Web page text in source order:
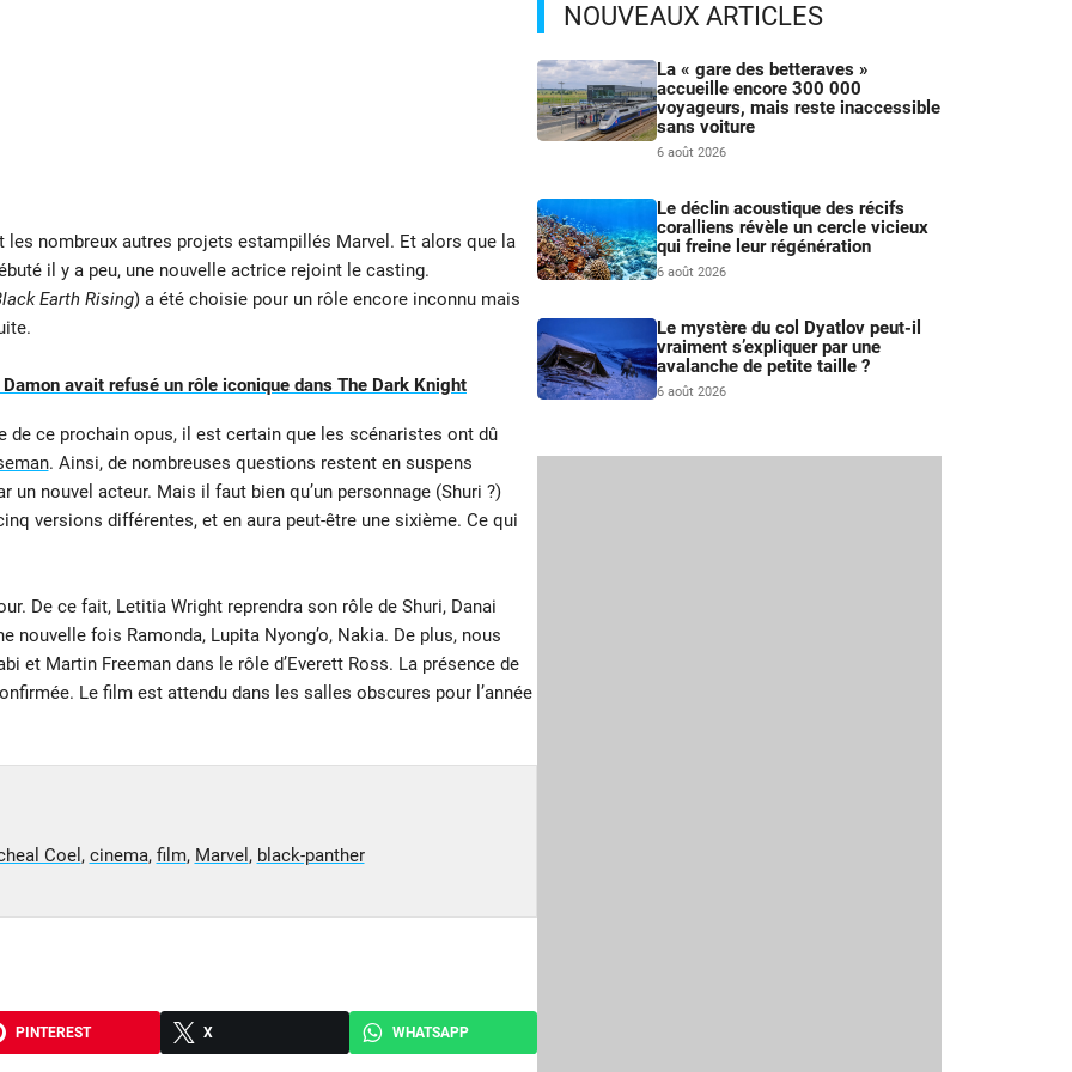
les nombreux autres projets estampillés Marvel. Et alors que la
il y a peu, une nouvelle actrice rejoint le casting.
Earth Rising) a été choisie pour un rôle encore inconnu mais
avait refusé un rôle iconique dans The Dark Knight
de ce prochain opus, il est certain que les scénaristes ont dû
. Ainsi, de nombreuses questions restent en suspens
un nouvel acteur. Mais il faut bien qu’un personnage (Shuri ?)
versions différentes, et en aura peut-être une sixième. Ce qui
De ce fait, Letitia Wright reprendra son rôle de Shuri, Danai
nouvelle fois Ramonda, Lupita Nyong’o, Nakia. De plus, nous
et Martin Freeman dans le rôle d’Everett Ross. La présence de
Le film est attendu dans les salles obscures pour l’année
Coel , cinema, film, Marvel , black-panther
PINTEREST X WHATSAPP
NOUVEAUX ARTICLES
La « gare des betteraves »
accueille encore 300 000
voyageurs, mais reste inaccessible
sans voiture
6 août 2026
Le déclin acoustique des récifs
coralliens révèle un cercle vicieux
qui freine leur régénération
6 août 2026
Le mystère du col Dyatlov peut-il
vraiment s’expliquer par une
avalanche de petite taille ?
6 août 2026